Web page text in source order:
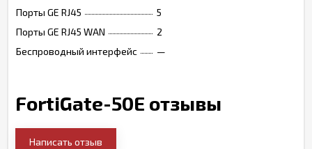
Порты GE RJ45
5
Порты GE RJ45 WAN
2
Беспроводный интерфейс
—
FortiGate-50E отзывы
Написать отзыв